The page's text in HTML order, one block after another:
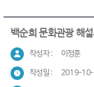
백순희 문화관광 해
작성자 : 이정훈
작성일 : 2019-